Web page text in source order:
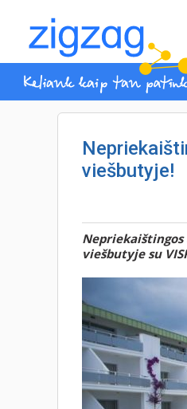
viešbutyje!
Nepriekaištingos
viešbutyje su